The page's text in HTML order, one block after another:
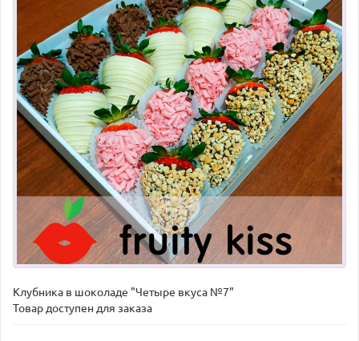
Клубника в шоколаде "Четыре вкуса №7"
Товар доступен для заказа